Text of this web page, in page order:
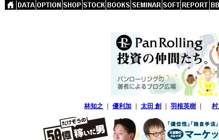
林知之 ｜ 優利加 ｜ 太田 創 ｜ 羽根英樹 ｜